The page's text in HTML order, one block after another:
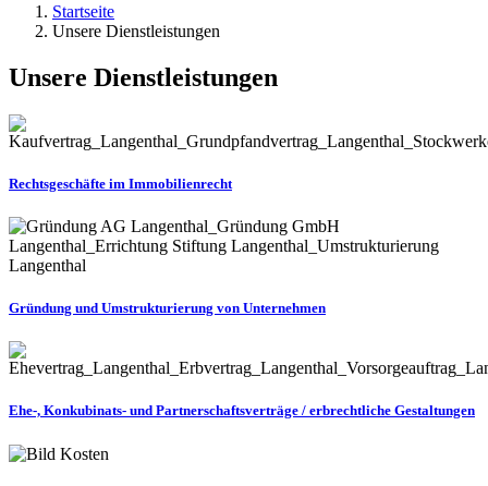
Startseite
Unsere Dienstleistungen
Unsere Dienstleistungen
Rechtsgeschäfte im Immobilienrecht
Gründung und Umstrukturierung von Unternehmen
Ehe-, Konkubinats- und Partnerschaftsverträge / erbrechtliche Gestaltungen